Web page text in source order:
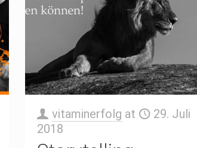
vitaminerfolg at
29. Juli
2018